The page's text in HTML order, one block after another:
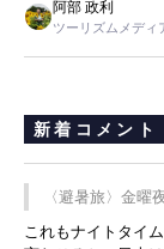
阿部 政利
ツーリズムメディ
新着コメント
〈避暑旅〉金曜
これもナイトタイ